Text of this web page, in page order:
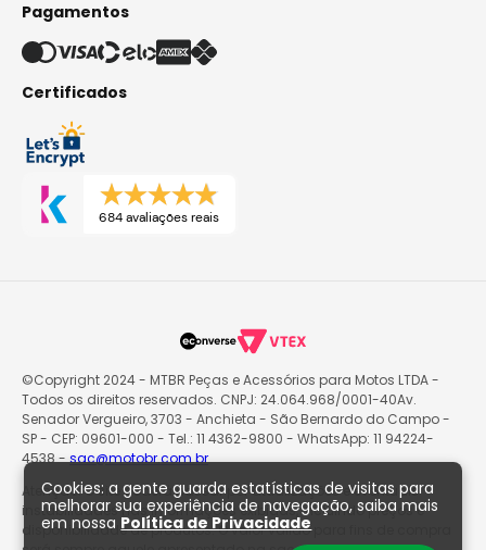
Cookies: a gente guarda estatísticas de visitas para
melhorar sua experiência de navegação, saiba mais
em nossa Política de Privacidade
Pagamentos
Certificados
684 avaliações reais
©Copyright 2024 - MTBR Peças e Acessórios para Motos LTDA -
Todos os direitos reservados. CNPJ: 24.064.968/0001-40Av.
Senador Vergueiro, 3703 - Anchieta - São Bernardo do Campo -
SP - CEP: 09601-000 - Tel.: 11 4362-9800 - WhatsApp: 11 94224-
4538 -sac@motobr.com.br
Atenção: O site poderá passar por atualizações e eventuais
instabilidades nas informações exibidas, incluindo preços e
disponibilidade de produtos. O valor válido para fins de compra